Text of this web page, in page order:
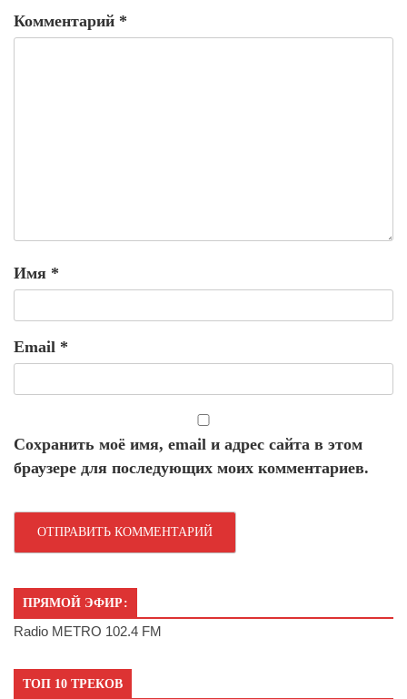
Комментарий *
Имя *
Email *
Сохранить моё имя, email и адрес сайта в этом
браузере для последующих моих комментариев.
ПРЯМОЙ ЭФИР:
Radio METRO 102.4 FM
ТОП 10 ТРЕКОВ